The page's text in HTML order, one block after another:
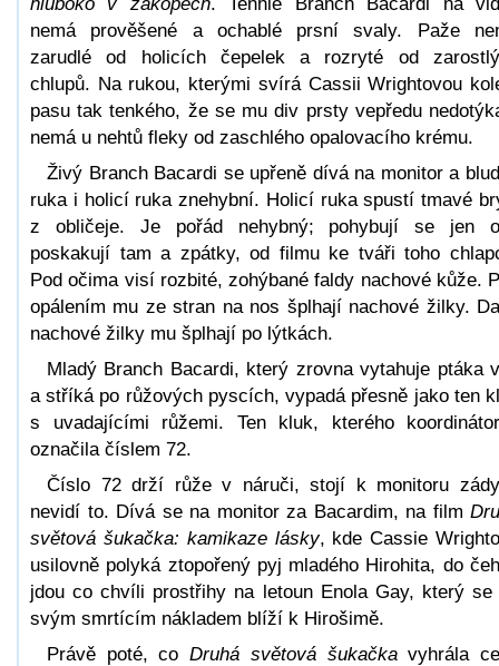
nemá prověšené a ochablé prsní svaly. Paže
zarudlé od holicích čepelek a rozryté od
chlupů. Na rukou, kterými svírá Cassii Wrightovou
pasu tak tenkého, že se mu div prsty vepředu
nemá u nehtů fleky od zaschlého opalovacího krému.
Živý Branch Bacardi se upřeně dívá na monitor a
ruka i holicí ruka znehybní. Holicí ruka spustí tmavé
z obličeje. Je pořád nehybný; pohybují se jen
poskakují tam a zpátky, od filmu ke tváři toho
Pod očima visí rozbité, zohýbané faldy nachové kůže.
opálením mu ze stran na nos šplhají nachové žilky.
nachové žilky mu šplhají po lýtkách.
Mladý Branch Bacardi, který zrovna vytahuje ptáka
a stříká po růžových pyscích, vypadá přesně jako ten
s uvadajícími růžemi. Ten kluk, kterého
označila číslem 72.
Číslo 72 drží růže v náruči, stojí k monitoru
nevidí to. Dívá se na monitor za Bacardim, na film
světová šukačka: kamikaze lásky, kde Cassie
usilovně polyká ztopořený pyj mladého Hirohita, do
jdou co chvíli prostřihy na letoun Enola Gay, který se
svým smrtícím nákladem blíží k Hirošimě.
Právě poté, coDruhá světová šukačkavyhrála